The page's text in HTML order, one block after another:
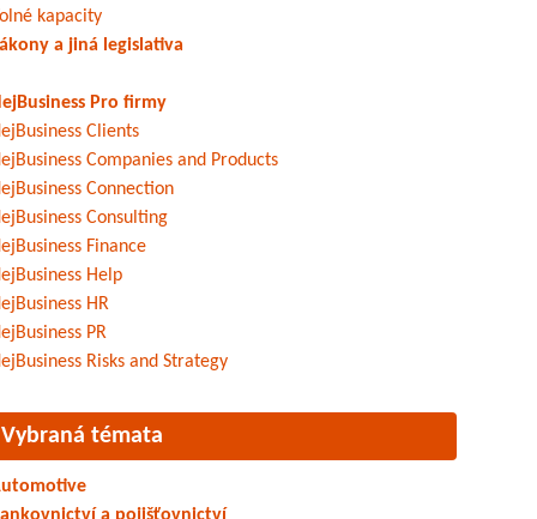
kapacity
a jiná legislativa
Pro firmy
Clients
Companies and Products
Connection
Consulting
Finance
Help
HR
PR
Risks and Strategy
Vybraná témata